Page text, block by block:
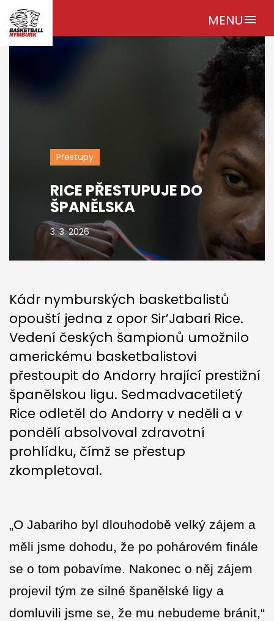
MENUmenu
Přestupy
RICE PŘESTUPUJE DO
ŠPANĚLSKA
3. 3. 2026
Kádr nymburských basketbalistů
opouští jedna z opor Sir’Jabari Rice.
Vedení českých šampionů umožnilo
americkému basketbalistovi
přestoupit do Andorry hrající prestižní
španělskou ligu. Sedmadvacetiletý
Rice odletěl do Andorry v neděli a v
pondělí absolvoval zdravotní
prohlídku, čímž se přestup
zkompletoval.
„O Jabariho byl dlouhodobě velký zájem a
měli jsme dohodu, že po pohárovém finále
se o tom pobavíme. Nakonec o něj zájem
projevil tým ze silné španělské ligy a
domluvili jsme se, že mu nebudeme bránit,“